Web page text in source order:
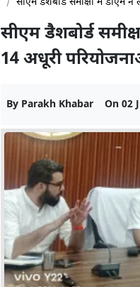
सीएम डैशबोर्ड
14 अधूरी
By Parakh Khabar On 02